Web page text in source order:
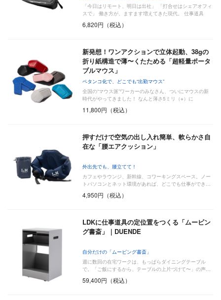
「今日はリモート、明日は出社」 「打合せはシェアオフィ
スで」 働き方が、ますます増えてきた現代。 仕事道具
6,820円（税込）
新発想！ワンアクションで立体起動、38gの
折り紙構造で薄〜くたためる「超軽量ポータ
ブルマウス」
ペタンコ化で、どこでも“出勤マウス”
全国の“マウス派”ワーカーのみなさん、ついにマウスの新
時代がやってきました！ なんと薄さ5ミリ（※）に
11,800円（税込）
押すだけで空気の出し入れ簡単、軟らかさ自
在な「腰エアクッション」
外出先でも、腰立てて！
カフェやラウンジ、新幹線、コワーキングスペース。ノー
トパソコンとネット環境があれば、どこでも仕事ができ…
4,950円（税込）
LDKに仕事道具の定位置をつくる「ムービン
グ書斎」｜DUENDE
自分だけの「ムービング書斎」
週に数回の在宅ワークは、もっぱらダイニングテーブル
で。「ご飯にするから、テーブルの上片づけて〜」の声…
59,400円（税込）